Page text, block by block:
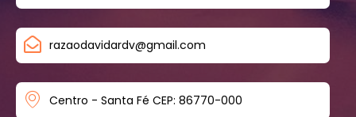
razaodavidardv@gmail.com
Centro - Santa Fé CEP: 86770-000